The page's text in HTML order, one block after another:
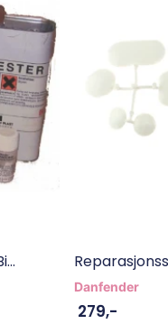
Danfender
279,-